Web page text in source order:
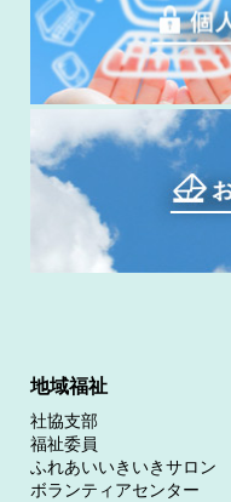
地域福祉
社協支部
福祉委員
ふれあいいきいきサロン
ボランティアセンター